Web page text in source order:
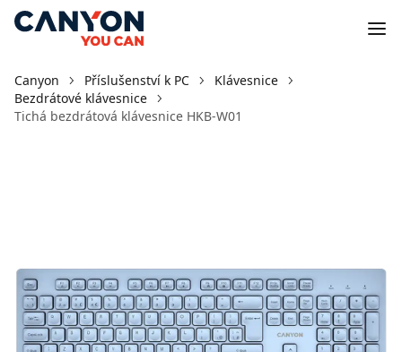
Canyon Příslušenství k PC
Klávesnice
Bezdrátové klávesnice
Tichá bezdrátová klávesnice HKB-W01